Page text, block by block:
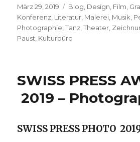
Veröffentlicht
am
März 29, 2019 Kategorien
Blog Design Film
Konferenz Literatur Malerei Musik
Photographie ,Tanz ,Theater
Paust Kulturbüro
SWISS PRESS
2019 –
SWISS PRESS PHOTO